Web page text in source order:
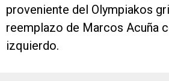
proveniente del Olympiakos
reemplazo de Marcos Acuña
izquierdo.